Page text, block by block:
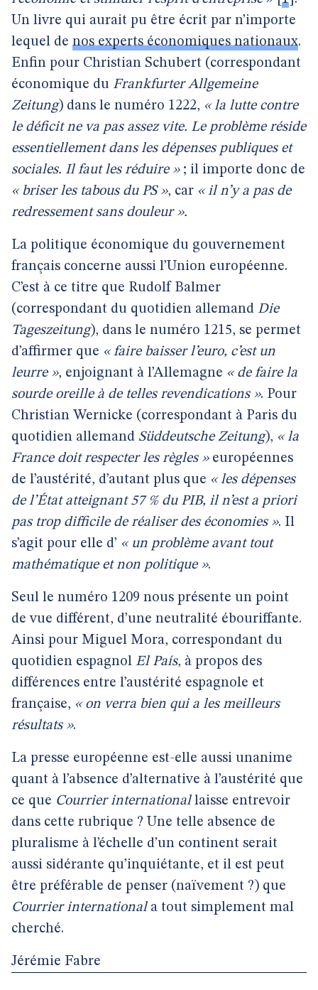
Un livre qui aurait pu être écrit par n’importe
lequel de nos experts économiques nationaux.
Enfin pour Christian Schubert (correspondant
économique du Frankfurter Allgemeine
Zeitung) dans le numéro 1222, « la lutte contre
le déficit ne va pas assez vite. Le problème réside
essentiellement dans les dépenses publiques et
sociales. Il faut les réduire »; il importe donc de
« briser les tabous du PS », car « il n’y a pas de
redressement sans douleur ».
La politique économique du gouvernement
français concerne aussi l’Union européenne.
C’est à ce titre que Rudolf Balmer
(correspondant du quotidien allemand Die
Tageszeitung), dans le numéro 1215, se permet
d’affirmer que « faire baisser l’euro, c’est un
leurre », enjoignant à l’Allemagne « de faire la
sourde oreille à de telles revendications ». Pour
Christian Wernicke (correspondant à Paris du
quotidien allemand Süddeutsche Zeitung), « la
France doit respecter les règles »européennes
de l’austérité, d’autant plus que « les dépenses
de l’État atteignant 57 % du PIB, il n’est a priori
pas trop difficile de réaliser des économies ». Il
s’agit pour elle d’ « un problème avant tout
mathématique et non politique ».
Seul le numéro 1209 nous présente un point
de vue différent, d’une neutralité ébouriffante.
Ainsi pour Miguel Mora, correspondant du
quotidien espagnol El País, à propos des
différences entre l’austérité espagnole et
française, « on verra bien qui a les meilleurs
résultats ».
La presse européenne est-elle aussi unanime
quant à l’absence d’alternative à l’austérité que
ce que Courrier internationallaisse entrevoir
dans cette rubrique ? Une telle absence de
pluralisme à l’échelle d’un continent serait
aussi sidérante qu’inquiétante, et il est peut
être préférable de penser (naïvement ?) que
Courrier internationala tout simplement mal
cherché.
Jérémie Fabre